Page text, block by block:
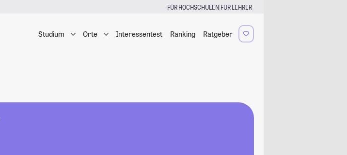
FÜR HOCHSCHULEN|FÜR LEHRER
Studium Orte Interessentest Ranking Ratgeber